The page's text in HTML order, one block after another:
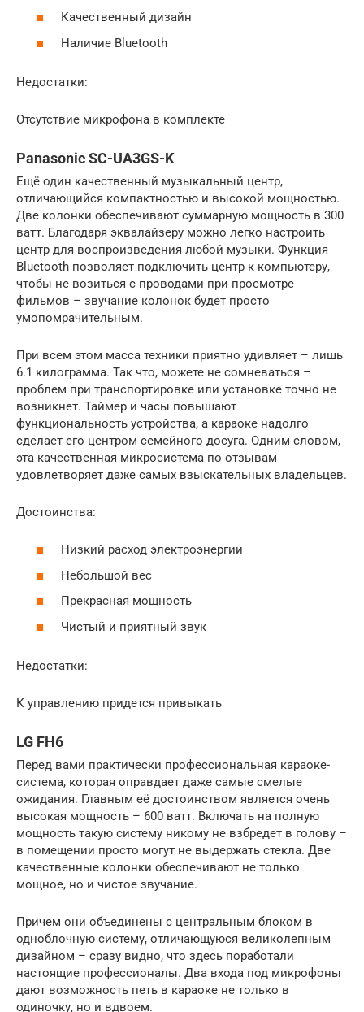
Качественный дизайн
Наличие Bluetooth
Недостатки:
Отсутствие микрофона в комплекте
Panasonic SC-UA3GS-K
Ещё один качественный музыкальный центр,
отличающийся компактностью и высокой мощностью.
Две колонки обеспечивают суммарную мощность в 300
ватт. Благодаря эквалайзеру можно легко настроить
центр для воспроизведения любой музыки. Функция
Bluetooth позволяет подключить центр к компьютеру,
чтобы не возиться с проводами при просмотре
фильмов – звучание колонок будет просто
умопомрачительным.
При всем этом масса техники приятно удивляет – лишь
6.1 килограмма. Так что, можете не сомневаться –
проблем при транспортировке или установке точно не
возникнет. Таймер и часы повышают
функциональность устройства, а караоке надолго
сделает его центром семейного досуга. Одним словом,
эта качественная микросистема по отзывам
удовлетворяет даже самых взыскательных владельцев.
Достоинства:
Низкий расход электроэнергии
Небольшой вес
Прекрасная мощность
Чистый и приятный звук
Недостатки:
К управлению придется привыкать
LG FH6
Перед вами практически профессиональная караоке-
система, которая оправдает даже самые смелые
ожидания. Главным её достоинством является очень
высокая мощность – 600 ватт. Включать на полную
мощность такую систему никому не взбредет в голову –
в помещении просто могут не выдержать стекла. Две
качественные колонки обеспечивают не только
мощное, но и чистое звучание.
Причем они объединены с центральным блоком в
одноблочную систему, отличающуюся великолепным
дизайном – сразу видно, что здесь поработали
настоящие профессионалы. Два входа под микрофоны
дают возможность петь в караоке не только в
одиночку, но и вдвоем.